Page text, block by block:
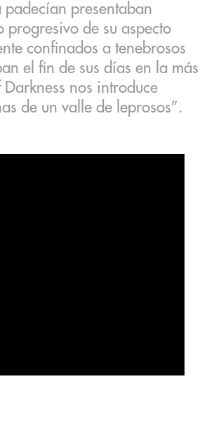
padecían presentaban
progresivo de su aspecto
confinados a tenebrosos
el fin de sus días en la más
nos introduce
de un valle de leprosos”.